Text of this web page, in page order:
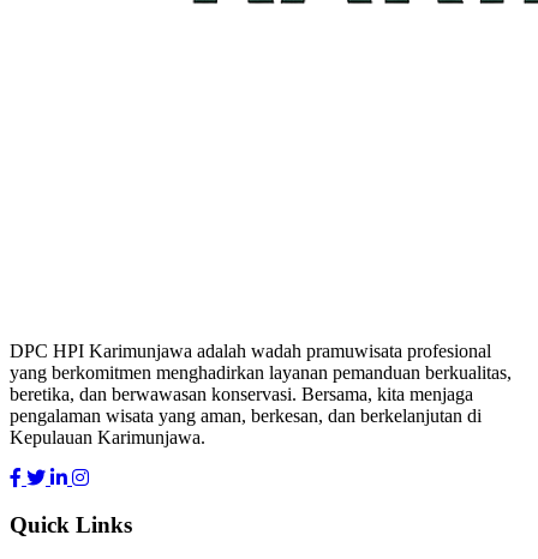
DPC HPI Karimunjawa adalah wadah pramuwisata profesional
yang berkomitmen menghadirkan layanan pemanduan berkualitas,
beretika, dan berwawasan konservasi. Bersama, kita menjaga
pengalaman wisata yang aman, berkesan, dan berkelanjutan di
Kepulauan Karimunjawa.
Quick Links